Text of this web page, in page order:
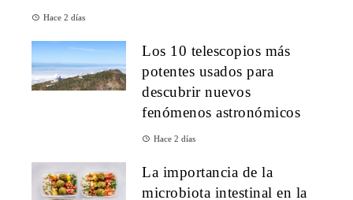
Hace 2 días
Los 10 telescopios más
potentes usados para
descubrir nuevos
fenómenos astronómicos
Hace 2 días
La importancia de la
microbiota intestinal en la